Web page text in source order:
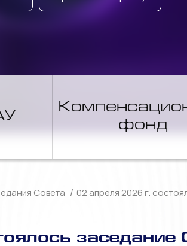
фонд
Совета / 02 апреля 2026 г.